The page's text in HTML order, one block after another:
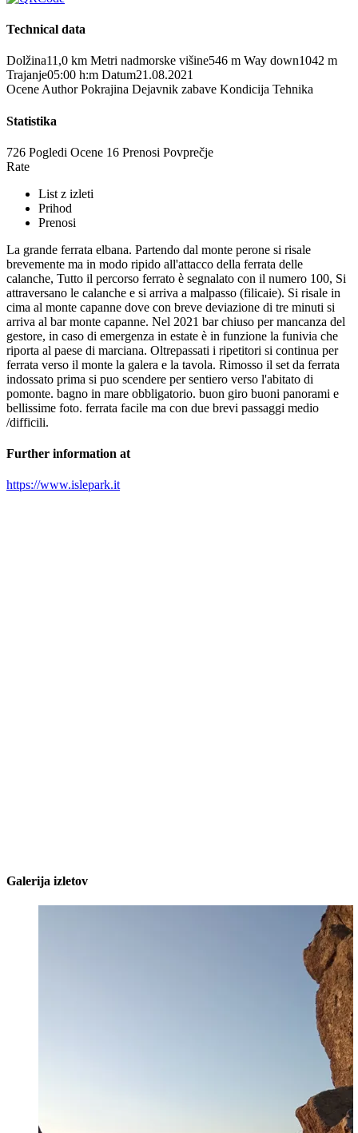
Technical data
Dolžina11,0 km Metri nadmorske višine546 m Way down1042 m
Trajanje05:00 h:m Datum21.08.2021
Ocene Author Pokrajina Dejavnik zabave Kondicija Tehnika
Statistika
726 Pogledi Ocene 16 Prenosi Povprečje
Rate
List z izleti
Prihod
Prenosi
La grande ferrata elbana. Partendo dal monte perone si risale
brevemente ma in modo ripido all'attacco della ferrata delle
calanche, Tutto il percorso ferrato è segnalato con il numero 100, Si
attraversano le calanche e si arriva a malpasso (filicaie). Si risale in
cima al monte capanne dove con breve deviazione di tre minuti si
arriva al bar monte capanne. Nel 2021 bar chiuso per mancanza del
gestore, in caso di emergenza in estate è in funzione la funivia che
riporta al paese di marciana. Oltrepassati i ripetitori si continua per
ferrata verso il monte la galera e la tavola. Rimosso il set da ferrata
indossato prima si puo scendere per sentiero verso l'abitato di
pomonte. bagno in mare obbligatorio. buon giro buoni panorami e
bellissime foto. ferrata facile ma con due brevi passaggi medio
/difficili.
Further information at
https://www.islepark.it
Galerija izletov